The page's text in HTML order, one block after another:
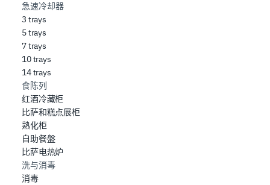
急速冷却器
3 trays
5 trays
7 trays
10 trays
14 trays
食陈列
红酒冷藏柜
比萨和糕点展柜
熟化柜
自助餐盤
比萨电热炉
洗与消毒
消毒